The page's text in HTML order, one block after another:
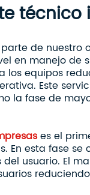
de
en manejo de
los equipos
Este
la fase de
es el
En esta fase
usuario. El